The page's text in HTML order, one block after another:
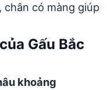
có màng giúp
Gấu Bắc
khoảng